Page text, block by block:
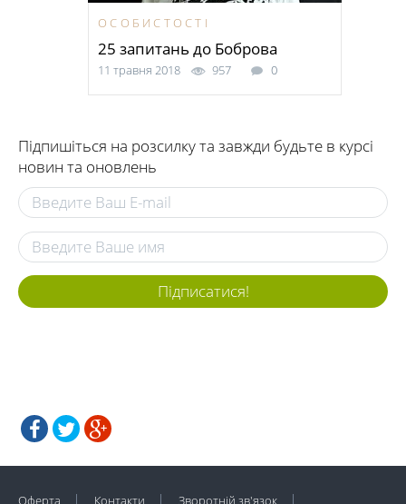
ОСОБИСТОСТІ
25 запитань до Боброва
11 травня 2018 957 0
Підпишіться на розсилку та завжди будьте в курсі
новин та оновлень
Підписатися!
Оферта Контакти Зворотній зв'язок